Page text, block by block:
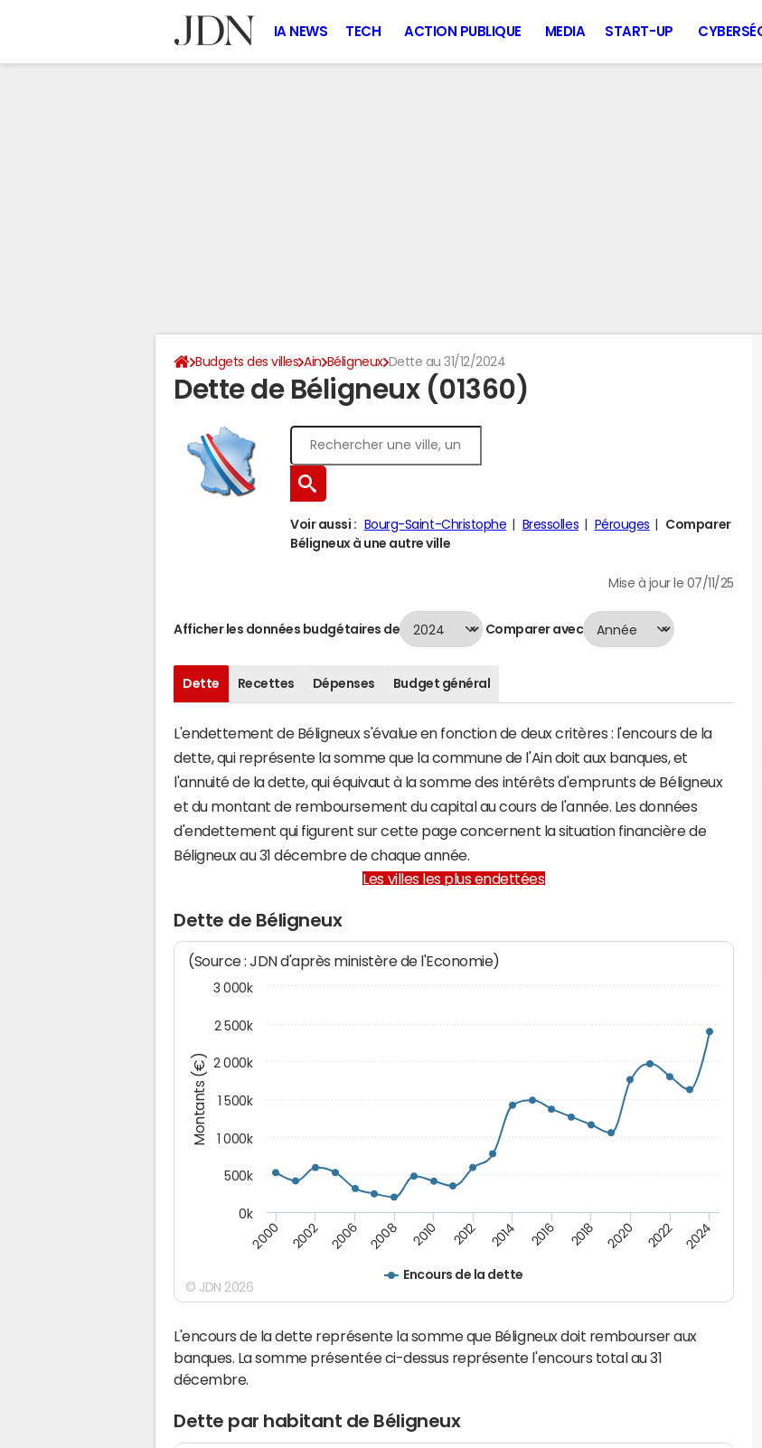
IA NEWS TECH ACTION PUBLIQUE MEDIA START-UP
Budgets des villes Ain Béligneux Dette au 31/12/2024
Dette de Béligneux (01360)
Voir aussi : Bourg-Saint-Christophe Bressolles Pérouges
Comparer
Béligneux à une autre ville
Mise à jour le 07/11/25
Afficher les données budgétaires de Comparer avec
Dette Recettes Dépenses Budget général
L'endettement de Béligneux s'évalue en fonction de deux critères : l'encours de la
dette, qui représente la somme que la commune de l'Ain doit aux banques, et
l'annuité de la dette, qui équivaut à la somme des intérêts d'emprunts de Béligneux
et du montant de remboursement du capital au cours de l'année. Les données
d'endettement qui figurent sur cette page concernent la situation financière de
Béligneux au 31 décembre de chaque année.
Les villes les plus endettées
Dette de Béligneux
Montants (€)
(Source : JDN d'après ministère de l'Economie)
Encours de la dette
2000 2002 2006 2008 2010 2012 2014 2016 2018 2020 2022 2024
0k
500k
1 000k
1 500k
2 000k
2 500k
3 000k
© JDN 2026
L'encours de la dette représente la somme que Béligneux doit rembourser aux
banques. La somme présentée ci-dessus représente l'encours total au 31
décembre.
Dette par habitant de Béligneux